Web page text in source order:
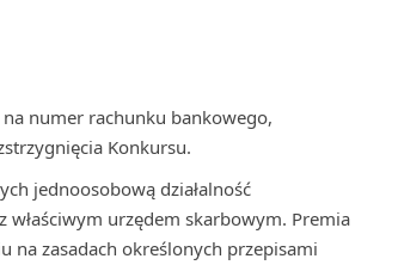
na numer rachunku bankowego,
Konkursu.
jednoosobową działalność
właściwym urzędem skarbowym. Premia
na zasadach określonych przepisami